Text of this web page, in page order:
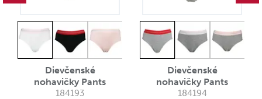
Dievčenské
nohavičky Pants
184193
Dievčenské
nohavičky Pants
184194